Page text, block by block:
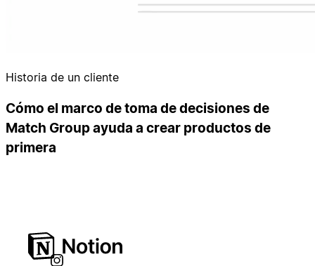
Historia de un cliente
Cómo el marco de toma de decisiones de
Match Group ayuda a crear productos de
primera